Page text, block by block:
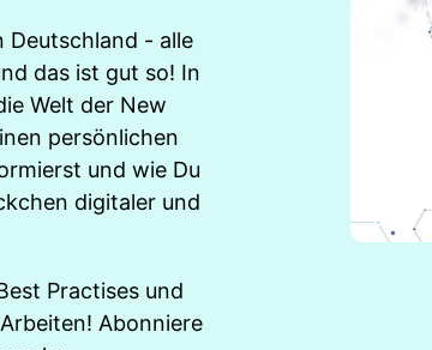
Deutschland - alle
das ist gut so! In
Welt der New
persönlichen
und wie Du
digitaler und
Practises und
Abonniere